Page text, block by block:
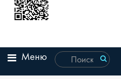
Меню